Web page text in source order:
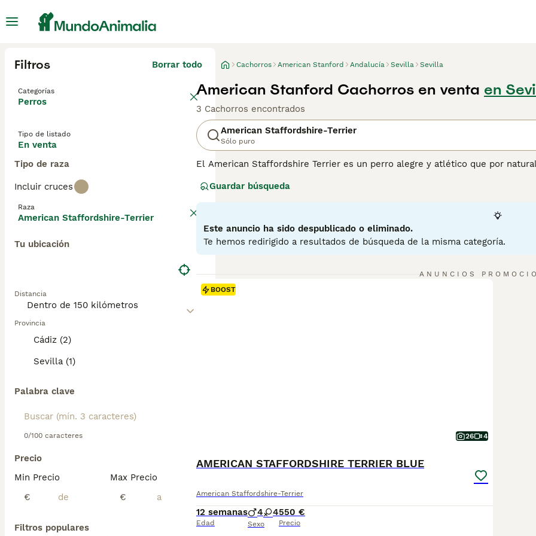
Filtros Borrar todo
Categorías
Perros
Tipo de listado
En venta
Tipo de raza
Incluir cruces
Raza
American Staffordshire-Terrier
Tu ubicación
Distancia
Provincia
Cádiz (2)
Sevilla (1)
Palabra clave
0/100 caracteres
Precio
Min Precio
€
Max Precio
€
Filtros populares
Cachorros American Stanford Andalucía Sevilla Sevilla
American Stanford Cachorros en venta en
3 Cachorros encontrados
American Staffordshire-Terrier
Sólo puro
El American Staffordshire Terrier es un perro alegre y atlético que por
de familia. Son amigables, confiables y muy afectuosos con las personas.
perros y cruces. Los American Staffordshire Terriers tienen una
a medida que maduran. El American Staffordshire Terrier no es adecuado
nuestra página de consejos sobre el
American Staffordshire Terrier para
Guardar búsqueda
Este anuncio ha sido despublicado o eliminado.
Te hemos redirigido a resultados de búsqueda de la misma categoría.
ANUNCIOS
BOOST
26 4
AMERICAN STAFFORDSHIRE TERRIER BLUE
American Staffordshire-Terrier
12 semanas
Edad
4 4
Sexo
550 €
Precio